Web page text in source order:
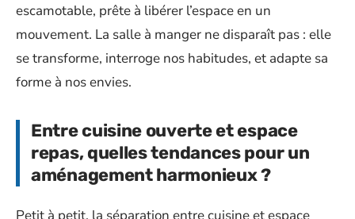
escamotable, prête à libérer l’espace en un
mouvement. La salle à manger ne disparaît pas : elle
se transforme, interroge nos habitudes, et adapte sa
forme à nos envies.
Entre cuisine ouverte et espace
repas, quelles tendances pour un
aménagement harmonieux ?